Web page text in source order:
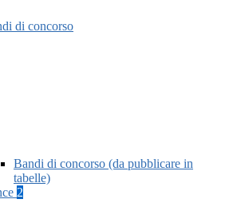
di concorso
Bandi di concorso (da pubblicare in
tabelle)
2